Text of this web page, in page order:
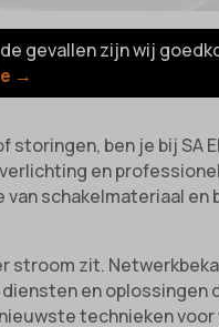
gevallen zijn wij
→
ben je bij SA
en
schakelmateriaal en
stroom zit.
en oplossingen
technieken voor